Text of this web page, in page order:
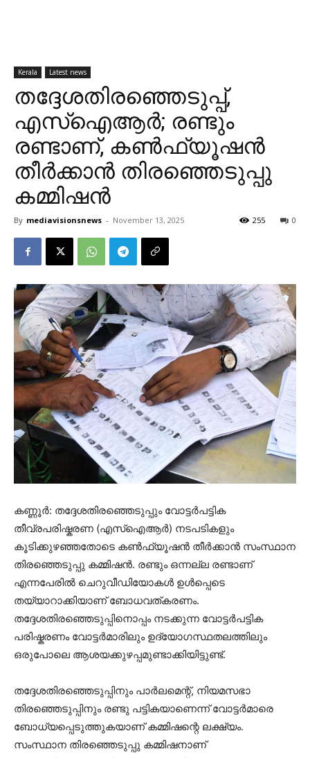
Kerala Latest news
തദ്ദേശതിരഞ്ഞെടുപ്പ്,
എസ്ഐആർ; രണ്ടും
രണ്ടാണ്, കൺഫ്യൂഷൻ
തീർക്കാൻ തിരഞ്ഞെടുപ്പു
കമ്മിഷൻ
By mediavisionsnews - November 13, 2025 0
255
കണ്ണൂർ: തദ്ദേശതിരഞ്ഞെടുപ്പും വോട്ടർപട്ടിക
തീവ്രപരിഷ്കരണ (എസ്‌ഐആർ) നടപടികളും
കൂടിക്കുഴഞ്ഞതോടെ കൺഫ്യൂഷൻ തീർക്കാൻ സംസ്ഥാന
തിരഞ്ഞെടുപ്പു കമ്മിഷൻ. രണ്ടും ഒന്നല്ല രണ്ടാണ്
എന്നപേരിൽ ചെറുവീഡിയോകൾ ഉൾപ്പെടെ
തയ്യാറാക്കിയാണ് ബോധവത്കരണം.
തദ്ദേശതിരഞ്ഞെടുപ്പിനൊപ്പം നടക്കുന്ന വോട്ടർപട്ടിക
പരിഷ്കരണം വോട്ടർമാരിലും ഉദ്യോഗസ്ഥതലത്തിലും
ഒരുപോലെ ആശയക്കുഴപ്പമുണ്ടാക്കിയിട്ടുണ്ട്.
തദ്ദേശതിരഞ്ഞെടുപ്പിനും പാർലമെന്റ്, നിയമസഭാ
തിരഞ്ഞെടുപ്പിനും രണ്ടു പട്ടികയാണെന്ന് വോട്ടർമാരെ
ബോധ്യപ്പെടുത്തുകയാണ് കമ്മിഷന്റെ ലക്ഷ്യം.
സംസ്ഥാന തിരഞ്ഞെടുപ്പു കമ്മിഷനാണ്